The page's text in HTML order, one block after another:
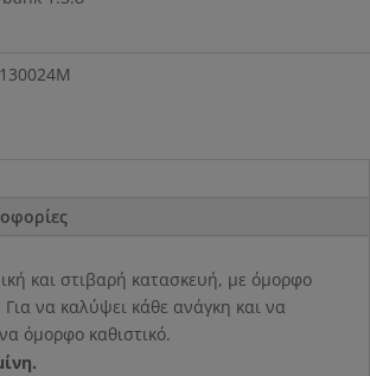
130024Μ
και στιβαρή κατασκευή, με όμορφο
Για να καλύψει κάθε ανάγκη και να
όμορφο καθιστικό.